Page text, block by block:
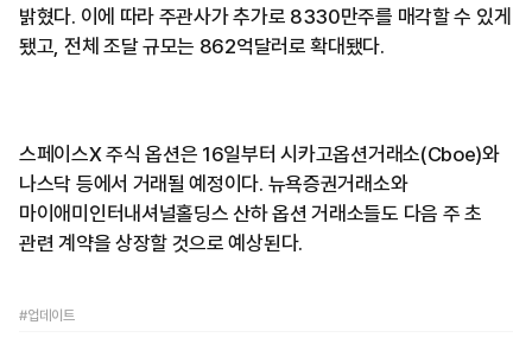
밝혔다. 이에 따라 주관사가 추가로 8330만주를 매각할 수 있게
됐고, 전체 조달 규모는 862억달러로 확대됐다.
스페이스X 주식 옵션은 16일부터 시카고옵션거래소(Cboe)와
나스닥 등에서 거래될 예정이다. 뉴욕증권거래소와
마이애미인터내셔널홀딩스 산하 옵션 거래소들도 다음 주 초
관련 계약을 상장할 것으로 예상된다.
#업데이트